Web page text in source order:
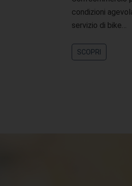
condizioni
servizio di bike…
SCOPRI